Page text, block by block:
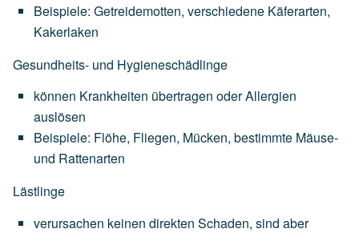
Beispiele: Getreidemotten, verschiedene Käferarten,
Kakerlaken
Gesundheits- und Hygieneschädlinge
können Krankheiten übertragen oderAllergien
auslösen
Beispiele: Flöhe, Fliegen, Mücken, bestimmte Mäuse-
und Rattenarten
Lästlinge
verursachen keinen direkten Schaden, sind aber